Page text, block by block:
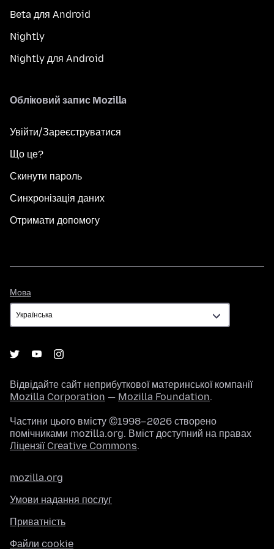
Beta для Android
Nightly
Nightly для Android
Обліковий запис Mozilla
Увійти/Зареєструватися
Що це?
Скинути пароль
Синхронізація даних
Отримати допомогу
Мова
Відвідайте сайт неприбуткової материнської компанії
Mozilla Corporation — Mozilla Foundation.
Частини цього вмісту ©1998–2026 створено
помічниками mozilla.org. Вміст доступний на правах
Ліцензії Creative Commons.
mozilla.org
Умови надання послуг
Приватність
Файли cookie